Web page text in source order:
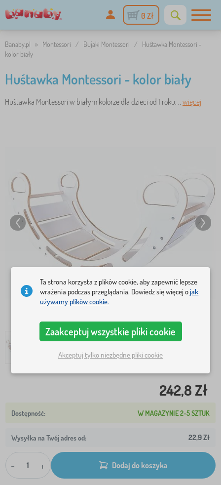
0 Zł
Banaby.pl » Montessori / Bujaki Montessori /
Huśtawka Montessori -
kolor biały
Huśtawka Montessori - kolor biały
Huśtawka Montessori w białym kolorze dla dzieci od 1 roku. .. więcej
242,8 Zł
W MAGAZYNIE 2-5 SZTUK
Wysyłka na Twój adres od: 22,9 Zł
- + Dodaj do koszyka
Ta strona korzysta z plików cookie, aby zapewnić lepsze
wrażenia podczas przeglądania. Dowiedz się więcej ojak
używamy plików cookie.
Zaakceptuj wszystkie pliki cookie
Akceptuj tylko niezbędne pliki cookie